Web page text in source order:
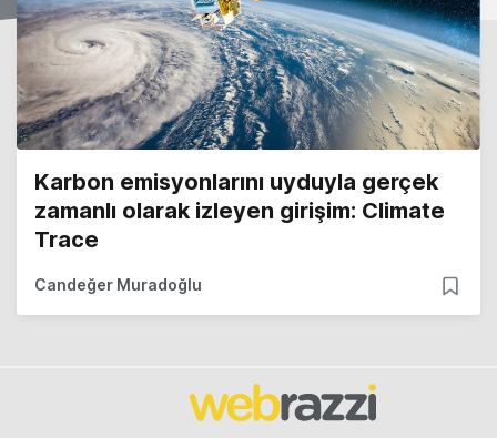
Karbon emisyonlarını uyduyla gerçek
zamanlı olarak izleyen girişim: Climate
Trace
Candeğer Muradoğlu